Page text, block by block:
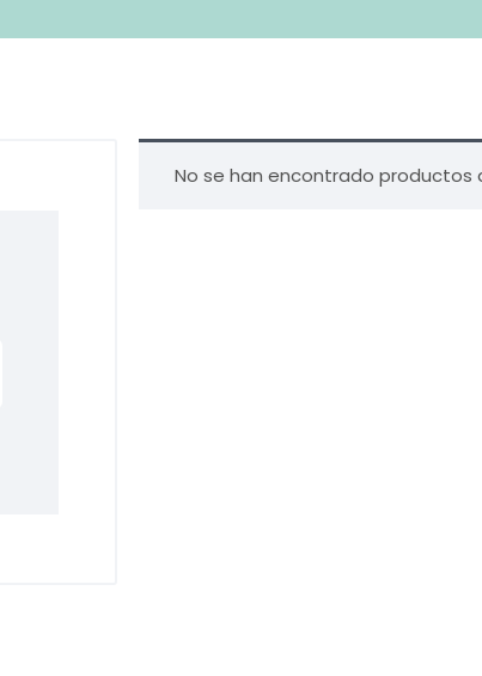
No se han encontrado productos